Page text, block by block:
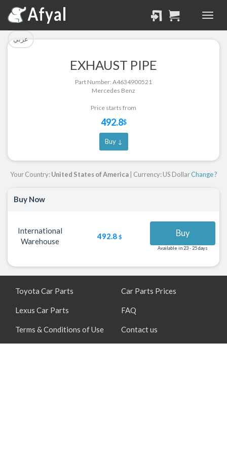
عربي
EXHAUST PIPE
Part Number: A4634900521
Mercedes Benz
Price starts from
492.8$
Buy ↓
Your Country:United States of America| Currency: US DollarChange ?
Buy Now
International
Warehouse
492.8 $ Buy
Available in 23 - 25 days
تم إضافة القطعة بنجاح.
Part Successfully
Selected
تم إضافة القطعة للسلة
بنجاح.
Part Added to Cart
Toyota Car Parts
Lexus Car Parts
Terms & Conditions of Use
Car Parts Prices
FAQ
Contact us